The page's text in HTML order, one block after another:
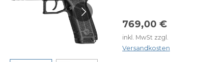
769,00 €
inkl. MwSt zzgl.
Versandkosten